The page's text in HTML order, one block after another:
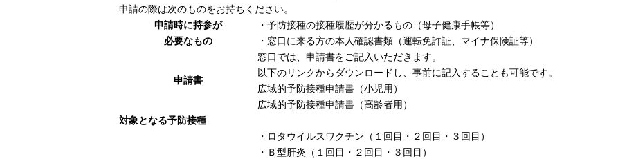
申請の際は次のものをお持ちください。
申請時に持参が
必要なもの
・予防接種の接種履歴が分かるもの（母子健康手帳等）
・窓口に来る方の本人確認書類（運転免許証、マイナ保険証等）
申請書
窓口では、申請書をご記入いただきます。
以下のリンクからダウンロードし、事前に記入することも可能です。
広域的予防接種申請書（小児用）
広域的予防接種申請書（高齢者用）
対象となる予防接種
・ロタウイルスワクチン（１回目・２回目・３回目）
・Ｂ型肝炎（１回目・２回目・３回目）